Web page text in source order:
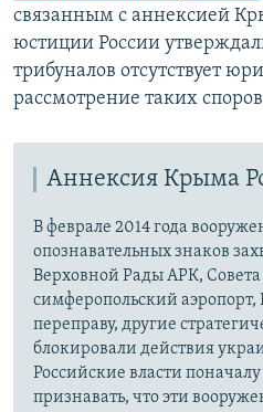
связанным с аннексией
юстиции России
трибуналов отсутствует
рассмотрение таких
Аннексия Крыма
В феврале 2014 года
опознавательных знаков
Верховной Рады АРК,
симферопольский
переправу, другие
блокировали действия
Российские власти
признавать, что эти